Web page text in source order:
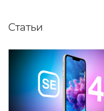
Статьи